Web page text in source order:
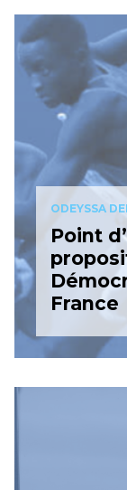
ODEYSSA
Point
France